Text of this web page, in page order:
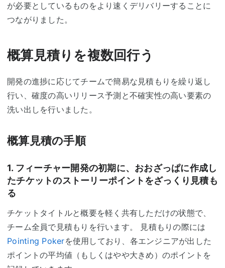
が必要としているものをより速くデリバリーすることに
つながりました。
概算見積りを複数回行う
開発の進捗に応じてチームで簡易な見積もりを繰り返し
行い、確度の高いリリース予測と不確実性の高い要素の
洗い出しを行いました。
概算見積の手順
1. フィーチャー開発の初期に、おおざっぱに作成し
たチケットのストーリーポイントをざっくり見積も
る
チケットタイトルと概要を軽く共有しただけの状態で、
チーム全員で見積もりを行います。 見積もりの際には
Pointing Pokerを使用しており、各エンジニアが出した
ポイントの平均値（もしくはやや大きめ）のポイントを